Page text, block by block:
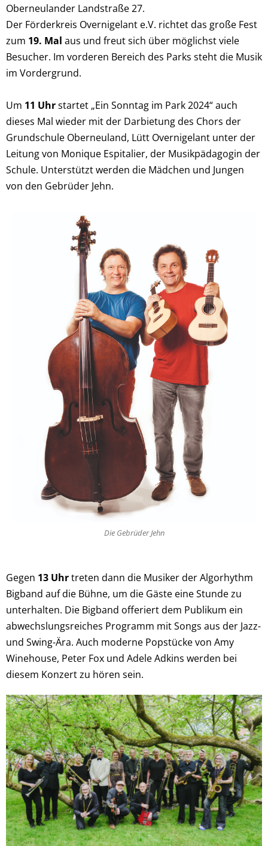
Oberneulander Landstraße 27.
Der Förderkreis Overnigelant e.V. richtet das große Fest
zum 19. Mal aus und freut sich über möglichst viele
Besucher. Im vorderen Bereich des Parks steht die Musik
im Vordergrund.
Um 11 Uhrstartet „Ein Sonntag im Park 2024“ auch
dieses Mal wieder mit der Darbietung des Chors der
Grundschule Oberneuland, Lütt Overnigelant unter der
Leitung von Monique Espitalier, der Musikpädagogin der
Schule. Unterstützt werden die Mädchen und Jungen
von den Gebrüder Jehn.
Die Gebrüder Jehn
Gegen 13 Uhrtreten dann die Musiker der Algorhythm
Bigband auf die Bühne, um die Gäste eine Stunde zu
unterhalten. Die Bigband offeriert dem Publikum ein
abwechslungsreiches Programm mit Songs aus der Jazz-
und Swing-Ära. Auch moderne Popstücke von Amy
Winehouse, Peter Fox und Adele Adkins werden bei
diesem Konzert zu hören sein.